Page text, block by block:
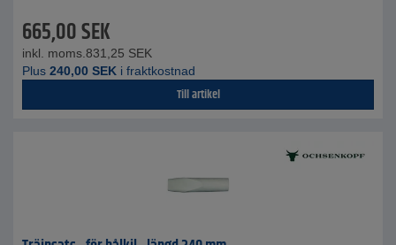
665,00SEK
inkl. moms. 831,25 SEK
Plus 240,00 SEK i fraktkostnad
Till artikel